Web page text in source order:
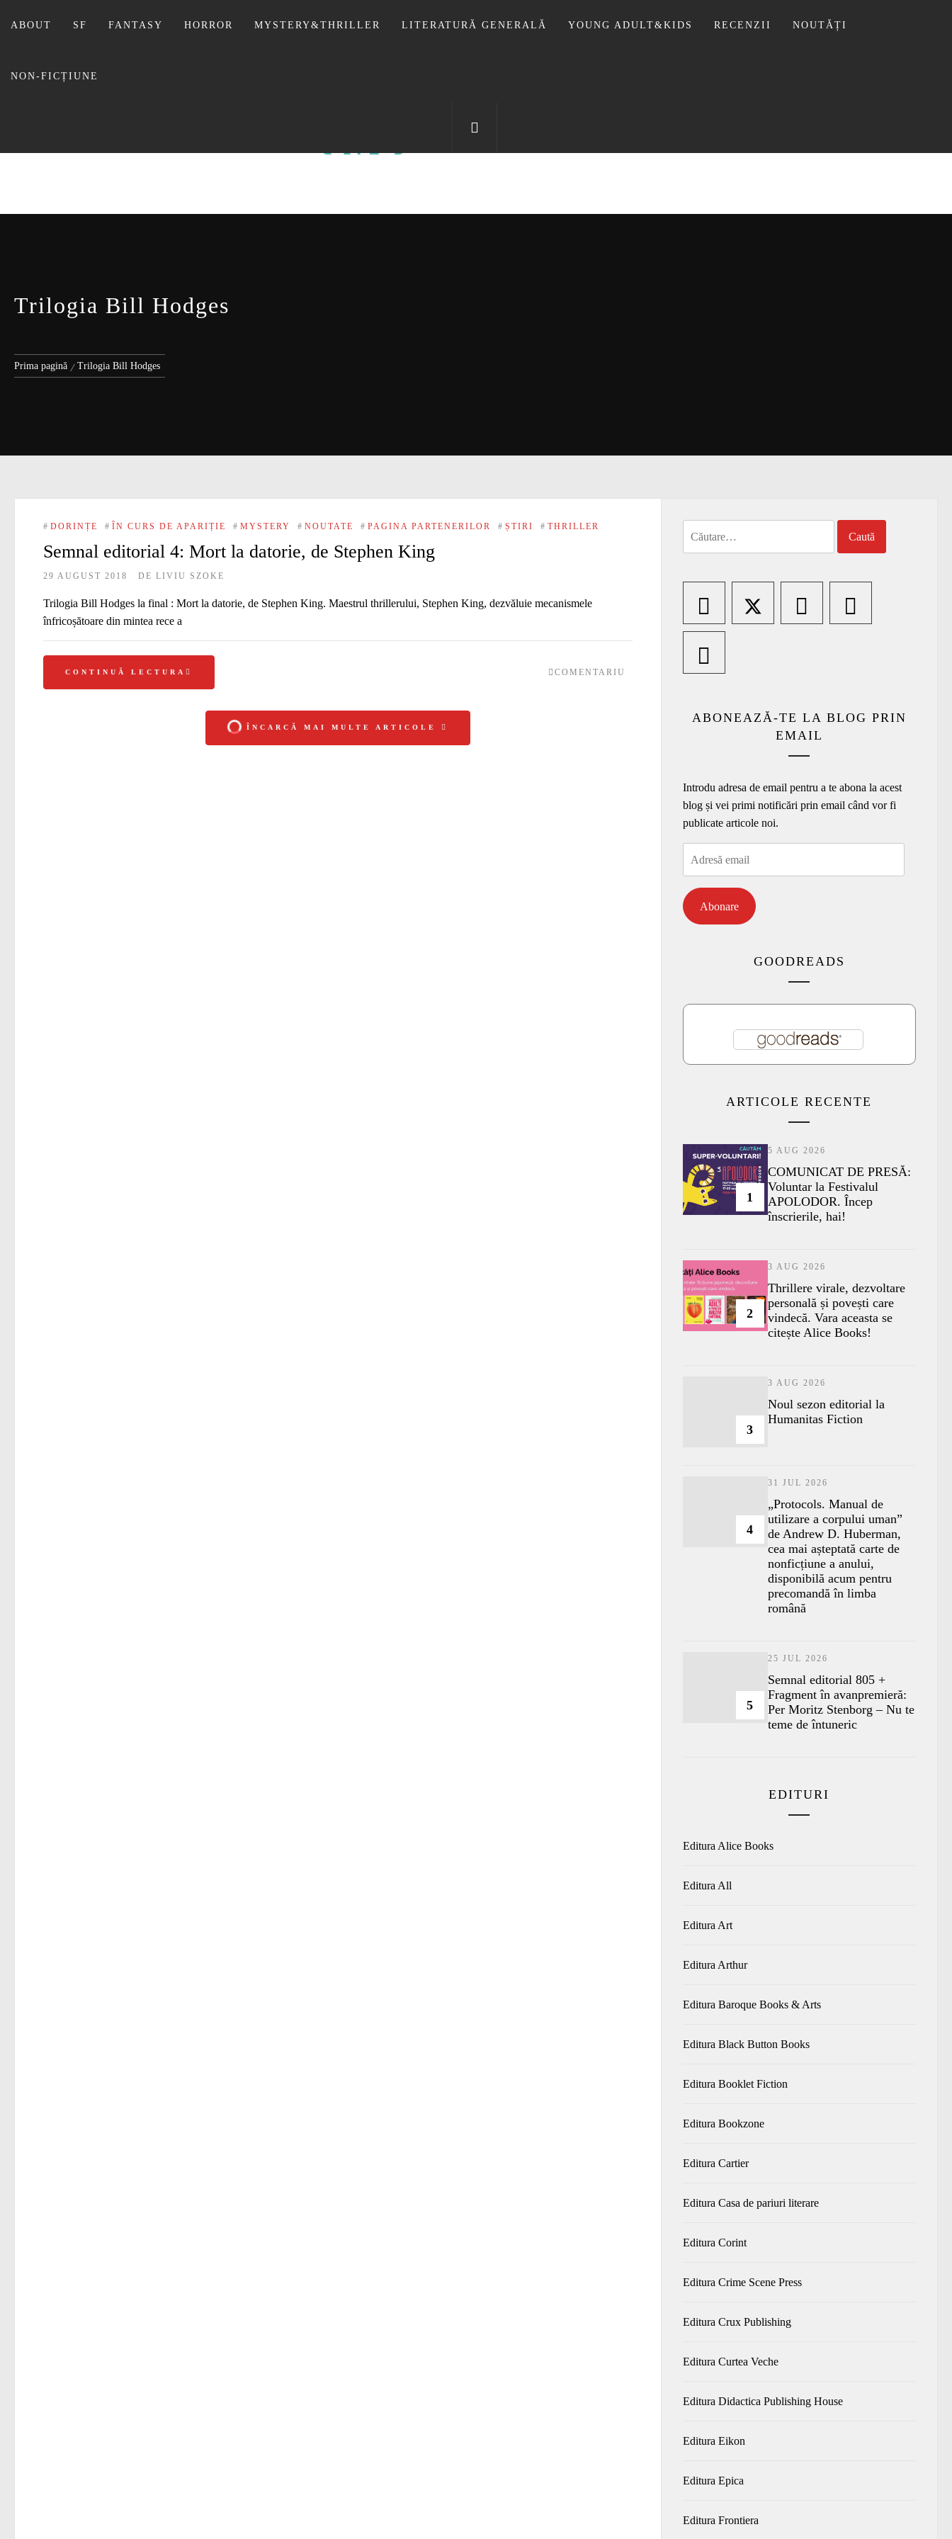
ABOUT SF FANTASY HORROR MYSTERY&THRILLER LITERATURĂ GENERALĂ YOUNG ADULT&KIDS RECENZII NOUTĂȚI
NON-FICȚIUNE
BIBLIOTECA LUI LIVIU
Trilogia Bill Hodges
Prima pagină Trilogia Bill Hodges
# DORINȚE # ÎN CURS DE APARIȚIE # MYSTERY # NOUTATE # PAGINA PARTENERILOR # ȘTIRI # THRILLER
Semnal editorial 4: Mort la datorie, de Stephen King
29 AUGUST 2018 DE LIVIU SZOKE
Trilogia Bill Hodges la final : Mort la datorie, de Stephen King. Maestrul thrillerului, Stephen King, dezvăluie mecanismele
înfricoșătoare din mintea rece a
CONTINUĂ LECTURA COMENTARIU
ÎNCARCĂ MAI MULTE ARTICOLE
ABONEAZĂ-TE LA BLOG PRIN
EMAIL
Introdu adresa de email pentru a te abona la acest
blog și vei primi notificări prin email când vor fi
publicate articole noi.
Abonare
GOODREADS
ARTICOLE RECENTE
1
5 AUG 2026
COMUNICAT DE PRESĂ:
Voluntar la Festivalul
APOLODOR. Încep
înscrierile, hai!
2
3 AUG 2026
Thrillere virale, dezvoltare
personală și povești care
vindecă. Vara aceasta se
citește Alice Books!
3
3 AUG 2026
​Noul sezon editorial la
Humanitas Fiction
4
31 JUL 2026
„Protocols. Manual de
utilizare a corpului uman”
de Andrew D. Huberman,
cea mai așteptată carte de
nonficțiune a anului,
disponibilă acum pentru
precomandă în limba
română
5
25 JUL 2026
Semnal editorial 805 +
Fragment în avanpremieră:
Per Moritz Stenborg – Nu te
teme de întuneric
EDITURI
Editura Alice Books
Editura All
Editura Art
Editura Arthur
Editura Baroque Books & Arts
Editura Black Button Books
Editura Booklet Fiction
Editura Bookzone
Editura Cartier
Editura Casa de pariuri literare
Editura Corint
Editura Crime Scene Press
Editura Crux Publishing
Editura Curtea Veche
Editura Didactica Publishing House
Editura Eikon
Editura Epica
Editura Frontiera